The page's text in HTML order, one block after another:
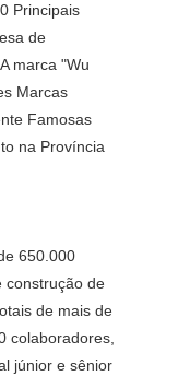
Principais
de
marca "Wu
Marcas
Famosas
na Província
650.000
construção de
de mais de
colaboradores,
júnior e sênior